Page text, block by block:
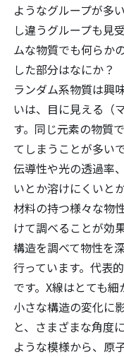
ようなグループが多
し違うグループも見
ムな物質でも何らか
した部分はなにか？
ランダム系物質は興
いは、目に見える（
す。同じ元素の物質
てしまうことが多い
伝導性や光の透過率
いとか溶けにくいと
材料の持つ様々な物
けて調べることが効
構造を調べて物性を
行っています。代表
です。X線はとても
小さな構造の変化に
と、さまざまな角度
ような模様から、原